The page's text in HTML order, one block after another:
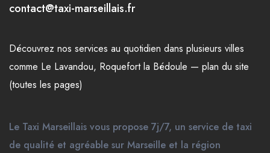
contact@taxi-marseillais.fr
Découvrez nos services au quotidien dans plusieurs villes
comme Le Lavandou, Roquefort la Bédoule — plan du site
(toutes les pages)
Le Taxi Marseillais vous propose 7j/7, un service de taxi
de qualité et agréable sur Marseille et la région